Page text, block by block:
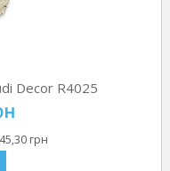
Decor R4025
45,30 грн